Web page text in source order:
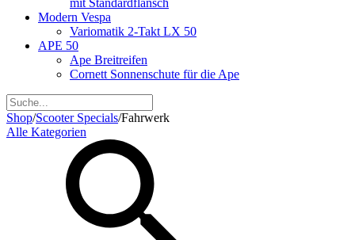
Modern Vespa
Variomatik 2-Takt LX 50
APE 50
Ape Breitreifen
Cornett Sonnenschute für die Ape
Shop/Scooter Specials/Fahrwerk
Alle Kategorien